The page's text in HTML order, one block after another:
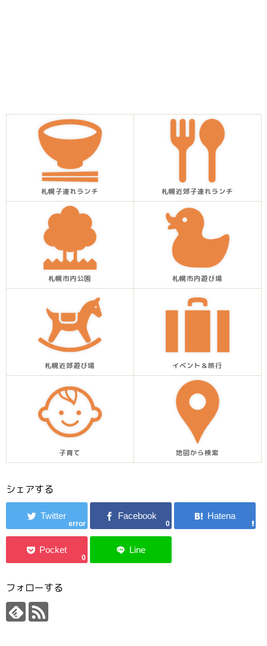
札幌子連れランチ 札幌近郊子連れランチ
札幌市内公園 札幌市内遊び場
札幌近郊遊び場 イベント＆旅行
子育て 地図から検索
シェアする
error 0
0
フォローする